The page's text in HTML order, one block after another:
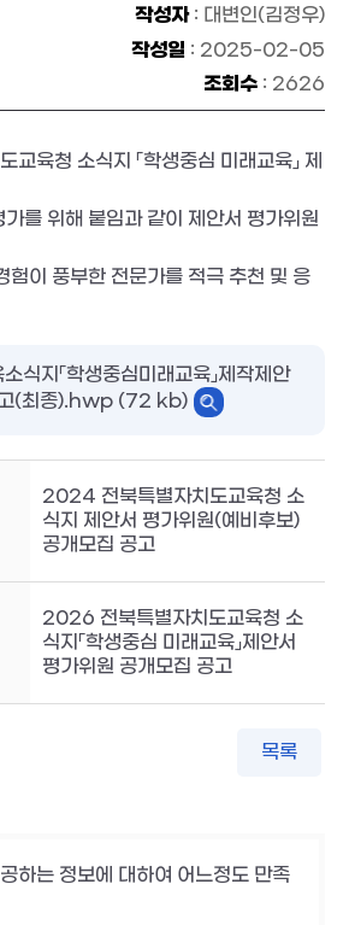
작성자: 대변인(김정우)
작성일 : 2025-02-05
조회수 : 2626
육청 소식지 「학생중심 미래교육」 제
를 위해 붙임과 같이 제안서 평가위원
험이 풍부한 전문가를 적극 추천 및 응
식지「학생중심미래교육」제작제안
고(최종).hwp (72 kb)
2024 전북특별자치도교육청 소
식지 제안서 평가위원(예비후보)
공개모집 공고
2026 전북특별자치도교육청 소
식지「학생중심 미래교육」제안서
평가위원 공개모집 공고
목록
하는 정보에 대하여 어느정도 만족